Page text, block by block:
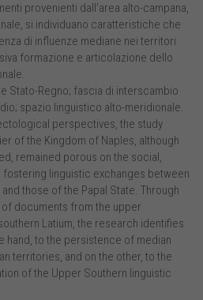
provenienti dall’area alto-campana,
si individuano caratteristiche che
di influenze mediane nei territori
formazione e articolazione dello
Stato-Regno; fascia di interscambio
spazio linguistico alto-meridionale.
perspectives, the study
of the Kingdom of Naples, although
remained porous on the social,
linguistic exchanges between
those of the Papal State. Through
documents from the upper
Latium, the research identifies
hand, to the persistence of median
territories, and on the other, to the
of the Upper Southern linguistic